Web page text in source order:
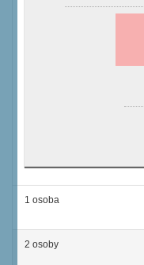
1 osoba
2 osoby